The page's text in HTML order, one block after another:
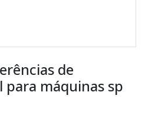
de
máquinas sp